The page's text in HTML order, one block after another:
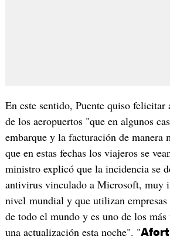
En este sentido, Puente quiso
de los aeropuertos "que en algunos
embarque y la facturación de manera
que en estas fechas los viajeros se
ministro explicó que la incidencia se
antivirus vinculado a Microsoft, muy
nivel mundial y que utilizan
de todo el mundo y es uno de los
una actualización esta noche". "